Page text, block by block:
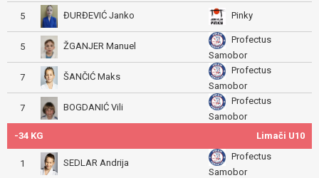
5 ĐURĐEVIĆ Janko Pinky
5 ŽGANJER Manuel
Profectus
Samobor
7 ŠANČIĆ Maks
Profectus
Samobor
7 BOGDANIĆ Vili
Profectus
Samobor
-34 KG
Limači U10
1 SEDLAR Andrija
Profectus
Samobor